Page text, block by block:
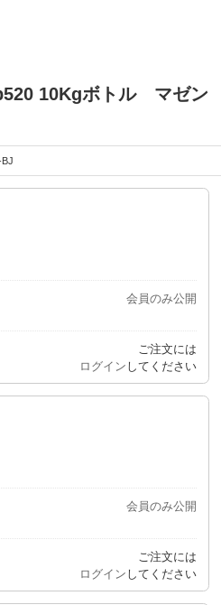
10Kgボトル マゼン
会員のみ公開
ご注文には
ログイン してください
会員のみ公開
ご注文には
ログイン してください